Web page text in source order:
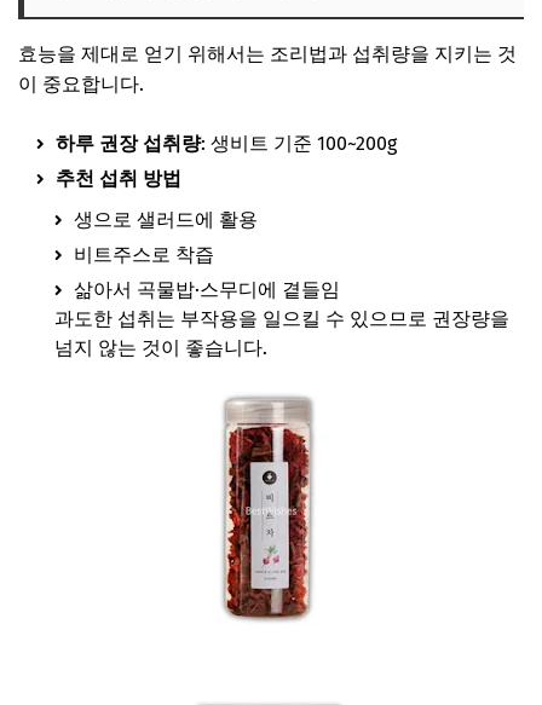
효능을 제대로 얻기 위해서는 조리법과 섭취량을 지키는 것
이 중요합니다.
하루 권장 섭취량: 생비트 기준 100~200g
추천 섭취 방법
생으로 샐러드에 활용
비트주스로 착즙
삶아서 곡물밥·스무디에 곁들임
과도한 섭취는 부작용을 일으킬 수 있으므로 권장량을
넘지 않는 것이 좋습니다.